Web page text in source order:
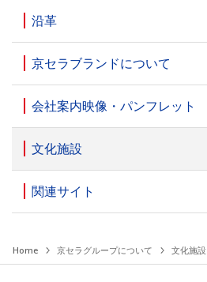
沿革
京セラブランドについて
会社案内映像・パンフレット
文化施設
関連サイト
Home 京セラグループについて 文化施設